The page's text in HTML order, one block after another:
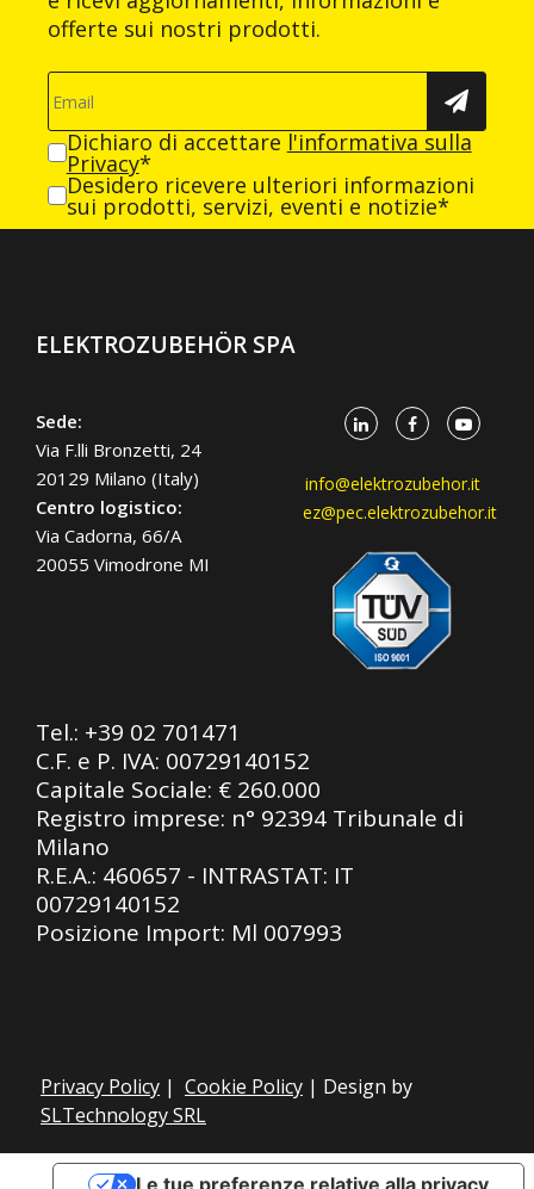
offerte sui nostri prodotti.
Dichiaro di accettare l'informativa sulla
Privacy*
Desidero ricevere ulteriori informazioni
sui prodotti, servizi, eventi e notizie*
ELEKTROZUBEHÖR SPA
Sede:
Via F.lli Bronzetti, 24
20129 Milano (Italy)
Centro logistico:
Via Cadorna, 66/A
20055 Vimodrone MI
info@elektrozubehor.it
ez@pec.elektrozubehor.it
Tel.: +39 02 701471
C.F. e P. IVA: 00729140152
Capitale Sociale: € 260.000
Registro imprese: n° 92394 Tribunale di
Milano
R.E.A.: 460657 - INTRASTAT: IT
00729140152
Posizione Import: Ml 007993
Privacy Policy | Cookie Policy | Design by
SLTechnology SRL
Le tue preferenze relative alla privacy